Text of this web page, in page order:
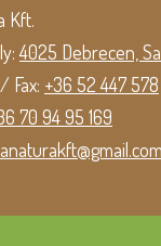
Kft.
4025 Debrecen,
Fax: +36 52 447 578
70 94 95 169